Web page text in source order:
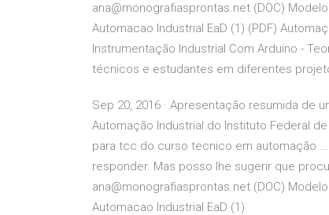
ana@monografiasprontas.net (DOC)
Automacao Industrial EaD (1) (PDF)
Instrumentação Industrial Com Arduino -
técnicos e estudantes em diferentes
Sep 20, 2016 · Apresentação resumida de
Automação Industrial do Instituto Federal
para tcc do curso tecnico em automação ...
responder. Mas posso lhe sugerir que
ana@monografiasprontas.net (DOC)
Automacao Industrial EaD (1)